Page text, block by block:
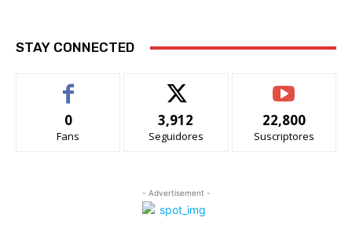
STAY CONNECTED
0
Fans
3,912
Seguidores
22,800
Suscriptores
- Advertisement -